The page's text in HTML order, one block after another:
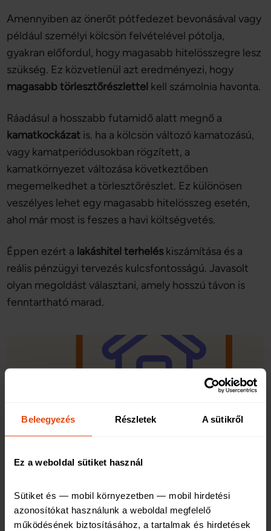
Beleegyezés Részletek A sütikről
Ez a weboldal sütiket használ
Sütiket és — mobil környezetben — mobil hirdetési
azonosítókat használunk a weboldal megfelelő
működésének biztosításához, a tartalmak és hirdetések
Amennyiben az önerőt pótfedezet bevonásával vagy
például személyi kölcsön felvételével pótolja,
gyakran előfordul, hogy magasabb hitelösszegre lesz
szükség. Ez közvetlenül azt eredményezi, hogy
magasabb törlesztőrészlettel kell számolnia havonta.
Ráadásul a hosszabb futamidő alatt megnő a
kamatkockázat is. ha a kölcsön változó kamatozású,
vagy kamatperiódusokban rögzített, a
kamatkörnyezet változása következtőben
megemelkedhet a törlesztőrészlet. Ez különösen
veszélyes lehet egy magasabb hitelösszeg esetén,
ahol már most is feszes a havi költségvetés.
Éppen ezért a lakáshitel terhelés kiszámítása és a
reális pénzügyi tervezés kulcsfontosságú. Javasolt
olyan megoldást választani, amely hosszú távon is
fenntartható marad.
Önerő, jövedelem és futamidő mellett nagy